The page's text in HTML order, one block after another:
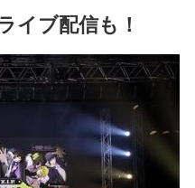
イブ配信も！